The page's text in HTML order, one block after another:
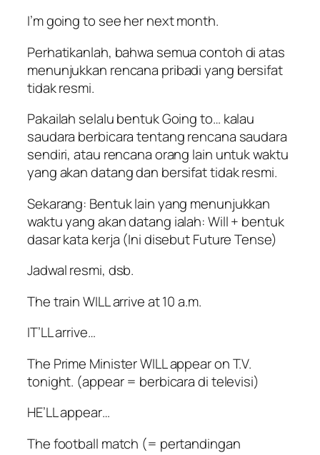
I’m going to see her next month.
Perhatikanlah, bahwa semua contoh di atas
menunjukkan rencana pribadi yang bersifat
tidak resmi.
Pakailah selalu bentuk Going to… kalau
saudara berbicara tentang rencana saudara
sendiri, atau rencana orang lain untuk waktu
yang akan datang dan bersifat tidak resmi.
Sekarang: Bentuk lain yang menunjukkan
waktu yang akan datang ialah: Will + bentuk
dasar kata kerja (Ini disebut Future Tense)
Jadwal resmi, dsb.
The train WILL arrive at 10 a.m.
IT’LL arrive…
The Prime Minister WILL appear on T.V.
tonight. (appear = berbicara di televisi)
HE’LL appear…
The football match (= pertandingan